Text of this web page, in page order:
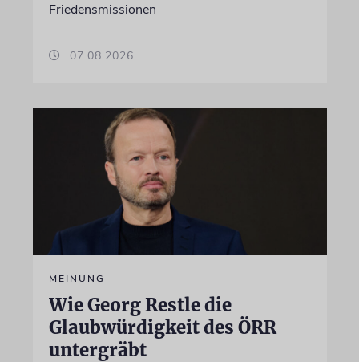
Friedensmissionen
07.08.2026
MEINUNG
Wie Georg Restle die
Glaubwürdigkeit des ÖRR
untergräbt